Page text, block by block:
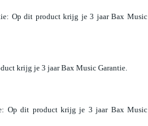
: Op dit product krijg je 3 jaar Bax Music
krijg je 3 jaar Bax Music Garantie.
: Op dit product krijg je 3 jaar Bax Music